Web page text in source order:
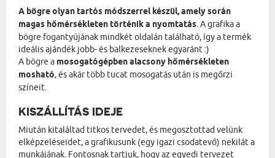
A bögre olyan tartós módszerrel készül, amely során
magas hőmérsékleten történik a nyomtatás. A grafika a
bögre fogantyújának mindkét oldalán található, így a termék
ideális ajándék jobb- és balkezeseknek egyaránt :)
A bögre a mosogatógépben alacsony hőmérsékleten
mosható, és akár több tucat mosogatás után is megőrzi
színeit.
KISZÁLLÍTÁS IDEJE
Miután kitaláltad titkos tervedet, és megosztottad velünk
elképzeléseidet, a grafikusunk (egy igazi csodatevő) nekilát a
munkájának. Fontosnak tartjuk, hogy az egyedi tervezet